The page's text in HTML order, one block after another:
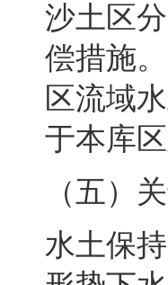
沙土区
偿措施
区流域
于本库
（五）
水土保